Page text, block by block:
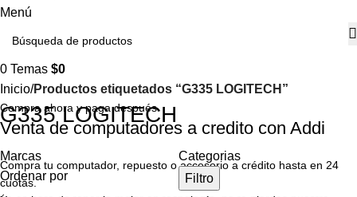
Menú
0 Temas $0
Inicio Productos etiquetados “G335 LOGITECH”
Compra ahora y paga después
Venta de computadores a credito con Addi
Compra tu computador, repuesto o accesorio a crédito hasta en 24
cuotas.
G335 LOGITECH
Marcas
Categorias
Ordenar por
Filtro